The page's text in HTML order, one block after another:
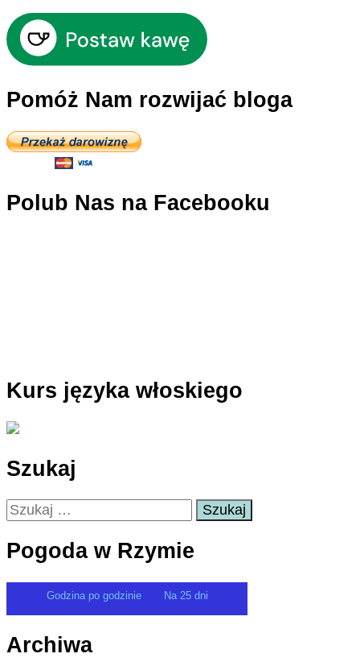
Pomóż Nam rozwijać bloga
Polub Nas na Facebooku
Kurs języka włoskiego
Szukaj
Szukaj:
Pogoda w Rzymie
Godzina po godzinie Na 25 dni
Archiwa